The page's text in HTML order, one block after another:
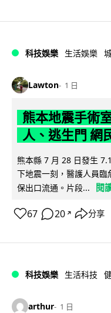
科技娛樂 生活娛樂
Lawton 1 日
熊本地震手術
人、逃生門 網
熊本縣 7 月 28 日發生
下地震一刻，醫護人員
保出口流通。片段...
閱
67 20 ↗ 分享
科技娛樂 生活科技
arthur 1 日